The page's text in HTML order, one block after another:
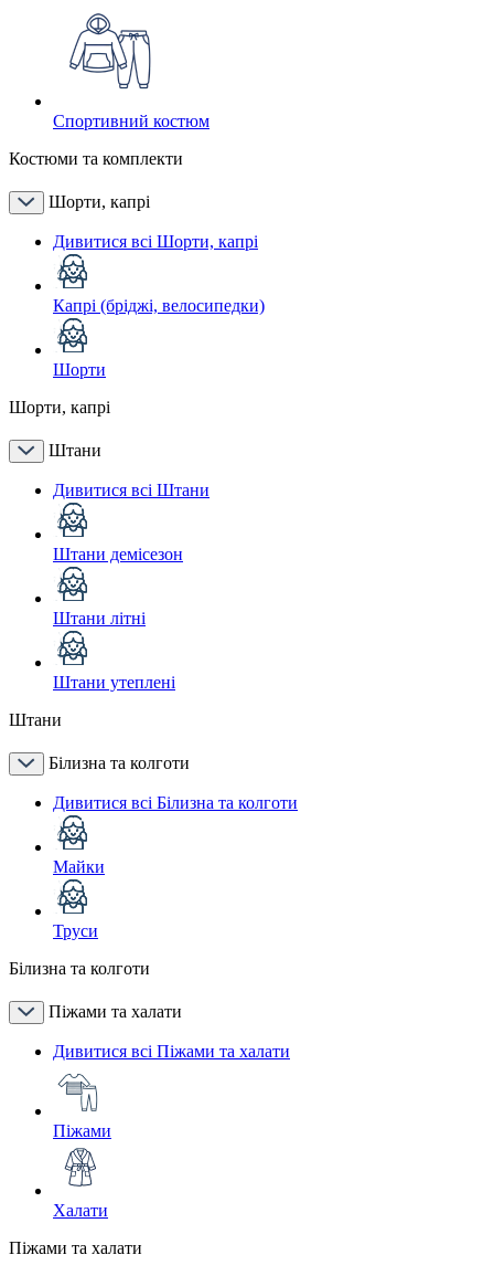
Спортивний костюм
Костюми та комплекти
Шорти, капрі
Дивитися всі Шорти, капрі
Капрі (бріджі, велосипедки)
Шорти
Шорти, капрі
Штани
Дивитися всі Штани
Штани демісезон
Штани літні
Штани утеплені
Штани
Білизна та колготи
Дивитися всі Білизна та колготи
Майки
Труси
Білизна та колготи
Піжами та халати
Дивитися всі Піжами та халати
Піжами
Халати
Піжами та халати